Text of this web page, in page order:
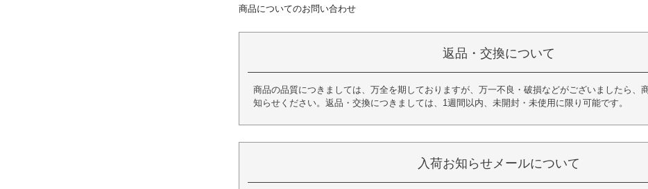
商品についてのお問い合わせ
返品・交換について
商品の品質につきましては、万全を期しておりますが、万一不良・破損などがございましたら、
知らせください。返品・交換につきましては、1週間以内、未開封・未使用に限り可能です。
入荷お知らせメールについて